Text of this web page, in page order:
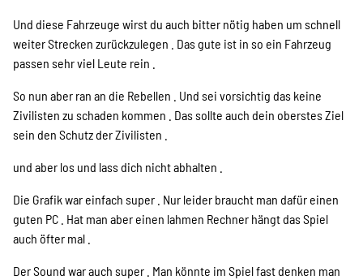
Und diese Fahrzeuge wirst du auch bitter nötig haben um schnell
weiter Strecken zurückzulegen . Das gute ist in so ein Fahrzeug
passen sehr viel Leute rein .
So nun aber ran an die Rebellen . Und sei vorsichtig das keine
Zivilisten zu schaden kommen . Das sollte auch dein oberstes Ziel
sein den Schutz der Zivilisten .
und aber los und lass dich nicht abhalten .
Die Grafik war einfach super . Nur leider braucht man dafür einen
guten PC . Hat man aber einen lahmen Rechner hängt das Spiel
auch öfter mal .
Der Sound war auch super . Man könnte im Spiel fast denken man